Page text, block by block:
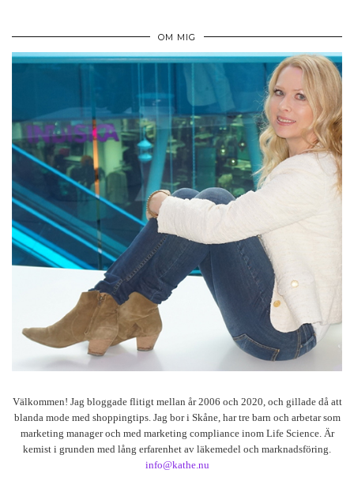
OM MIG
Välkommen! Jag bloggade flitigt mellan år 2006 och 2020, och gillade då att
blanda mode med shoppingtips. Jag bor i Skåne, har tre barn och arbetar som
marketing manager och med marketing compliance inom Life Science. Är
kemist i grunden med lång erfarenhet av läkemedel och marknadsföring.
info@kathe.nu